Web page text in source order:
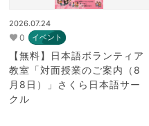
2026.07.24
0 イベント
【無料】日本語ボランティア
教室「対面授業のご案内（8
月8日）」さくら日本語サー
クル